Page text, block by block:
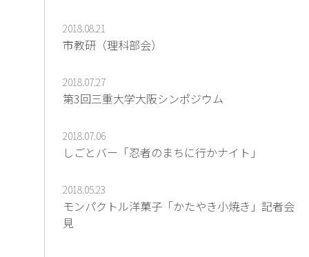
2018.08.21
市教研（理科部会）
2018.07.27
第3回三重大学大阪シンポジウム
2018.07.06
しごとバー「忍者のまちに行かナイト」
2018.05.23
モンパクトル洋菓子「かたやき小焼き」記者会
見